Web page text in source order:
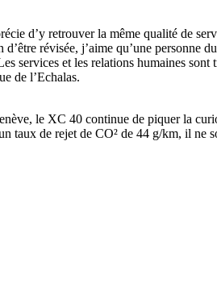
d’y retrouver la même qualité de
révisée, j’aime qu’une
services et les relations humaines sont
de l’Echalas.
le XC 40 continue de piquer la
de rejet de CO² de 44 g/km, il